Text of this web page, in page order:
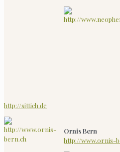
http://sittich.de
Ornis Bern
http://www.ornis-